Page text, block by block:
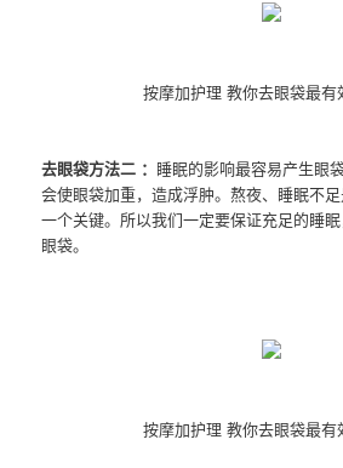
按摩加护理 教你去眼袋最有
去眼袋方法二 ： 睡眠的影响最容易产生眼
会使眼袋加重，造成浮肿。熬夜、睡眠不
一个关键。所以我们一定要保证充足的睡
眼袋。
按摩加护理 教你去眼袋最有